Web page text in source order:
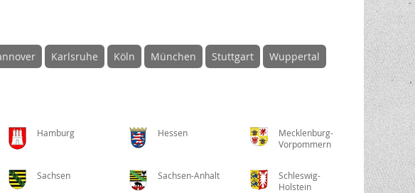
Karlsruhe Köln München Stuttgart Wuppertal
Hamburg Hessen
Mecklenburg-
Vorpommern
Sachsen Sachsen-Anhalt
Schleswig-
Holstein